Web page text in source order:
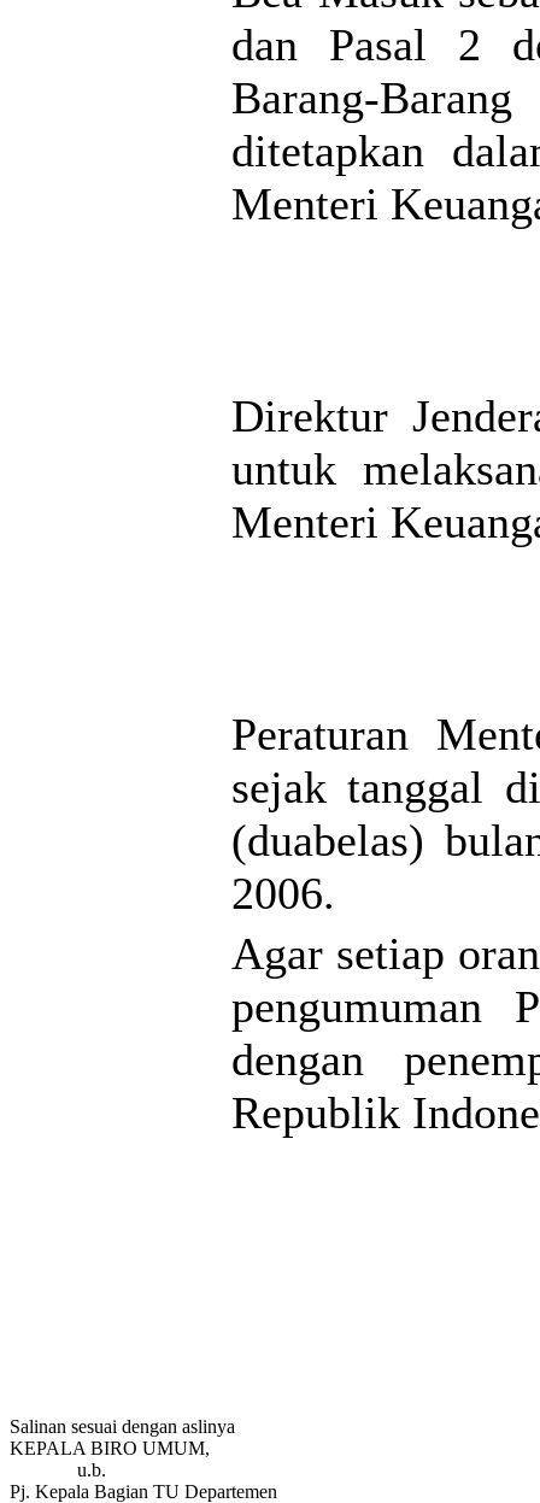
dan Pasal 2
Barang-
ditetapkan
Menteri
Direktur
untuk
Menteri
Peraturan
sejak tanggal
(duabelas)
2006.
Agar setiap
pengumuman
dengan
Republik
Salinan sesuai dengan aslinya
KEPALA BIRO UMUM,
u.b.
Pj. Kepala Bagian TU Departemen